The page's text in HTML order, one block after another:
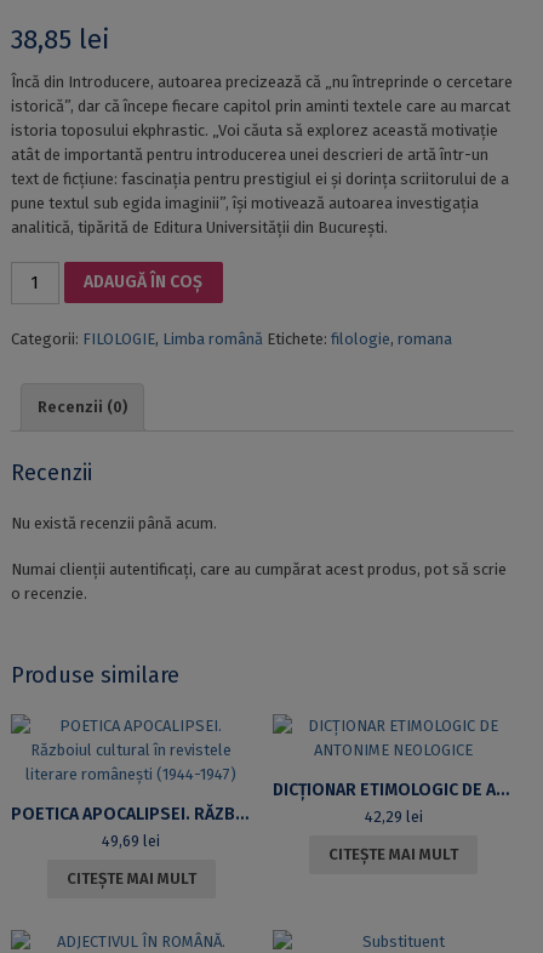
38,85 lei
Încă din Introducere, autoarea precizează că „nu întreprinde o cercetare
istorică”, dar că începe fiecare capitol prin aminti textele care au marcat
istoria toposului ekphrastic. „Voi căuta să explorez această motivație
atât de importantă pentru introducerea unei descrieri de artă într-un
text de ficțiune: fascinația pentru prestigiul ei și dorința scriitorului de a
pune textul sub egida imaginii”, își motivează autoarea investigația
analitică, tipărită de Editura Universității din București.
CUVINTE
COMPARATĂ
ADAUGĂ ÎN COȘ
Categorii: FILOLOGIE, Limba română Etichete: filologie, romana
Recenzii (0)
Recenzii
Nu există recenzii până acum.
Numai clienții autentificați, care au cumpărat acest produs, pot să scrie
o recenzie.
Produse similare
POETICA APOCALIPSEI. RĂZBOIUL CULTURAL ÎN REVISTELE LITERARE ROMÂNEȘTI (1944-1947)
49,69lei
CITEȘTE MAI MULT
DICȚIONAR ETIMOLOGIC DE ANTONIME NEOLOGICE
42,29 lei
CITEȘTE MAI MULT